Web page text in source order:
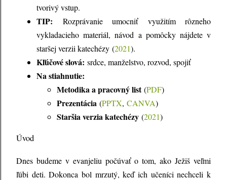
tvorivý vstup.
TIP: Rozprávanie umocniť využitím rôzneho
vykladacieho materiál, návod a pomôcky nájdete v
staršej verzii katechézy (2021).
Kľúčové slová: srdce, manželstvo, rozvod, spojiť
Na stiahnutie:
Metodika a pracovný list(PDF)
Prezentácia (PPTX, CANVA)
Staršia verzia katechézy (2021)
Úvod
Dnes budeme v evanjeliu počúvať o tom, ako Ježiš veľmi
ľúbi deti. Dokonca bol mrzutý, keď ich učeníci nechceli k